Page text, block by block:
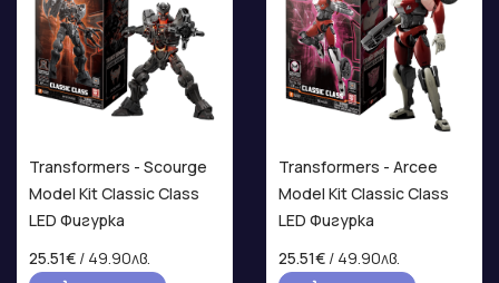
Transformers - Scourge
Model Kit Classic Class
LED Фигурка
25.51€ / 49.90лв.
Transformers - Arcee
Model Kit Classic Class
LED Фигурка
25.51€ / 49.90лв.